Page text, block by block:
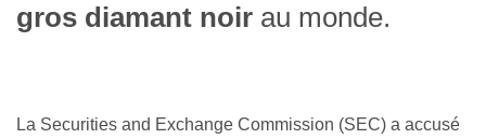
gros diamant noir au monde.
La Securities and Exchange Commission (SEC) a accusé